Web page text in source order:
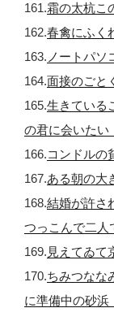
161.霜の太杭
162.春禽にふく
163. ノートパ
164.面接のごと
165.生きてい
の君に会いた
166.コンドル
167.ある朝の大
168.結婚が許さ
つっこんで二
169. 見えてゐ
170.ちみつなな
に準備中の砂